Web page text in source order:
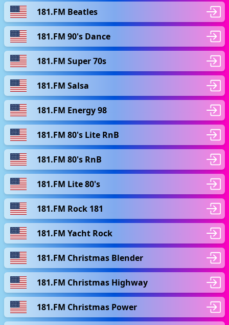
181.FM Beatles
181.FM 90's Dance
181.FM Super 70s
181.FM Salsa
181.FM Energy 98
181.FM 80's Lite RnB
181.FM 80's RnB
181.FM Lite 80's
181.FM Rock 181
181.FM Yacht Rock
181.FM Christmas Blender
181.FM Christmas Highway
181.FM Christmas Power